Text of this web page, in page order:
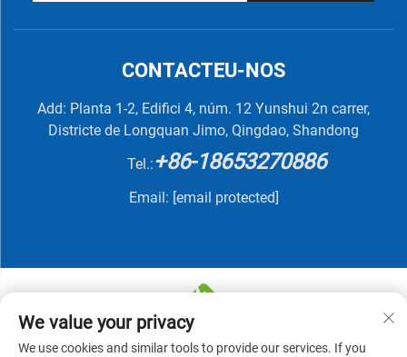
CONTACTEU-NOS
Add: Planta 1-2, Edifici 4, núm. 12 Yunshui 2n carrer,
Districte de Longquan Jimo, Qingdao, Shandong
Tel.:+86-18653270886
Email: [email protected]
We value your privacy
We use cookies and similar tools to provide our services. If you